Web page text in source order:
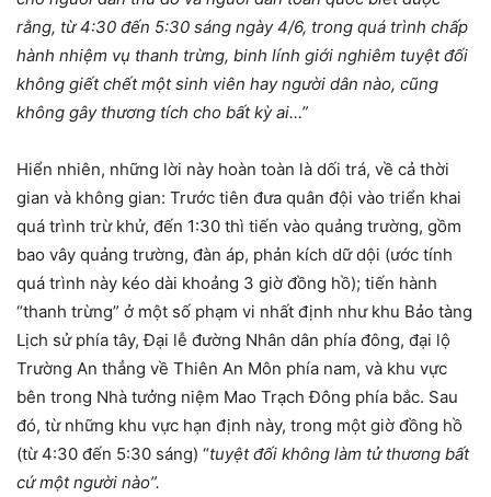
rằng, từ 4:30 đến 5:30 sáng ngày 4/6, trong quá trình chấp
hành nhiệm vụ thanh trừng, binh lính giới nghiêm tuyệt đối
không giết chết một sinh viên hay người dân nào, cũng
không gây thương tích cho bất kỳ ai…”
Hiển nhiên, những lời này hoàn toàn là dối trá, về cả thời
gian và không gian: Trước tiên đưa quân đội vào triển khai
quá trình trừ khử, đến 1:30 thì tiến vào quảng trường, gồm
bao vây quảng trường, đàn áp, phản kích dữ dội (ước tính
quá trình này kéo dài khoảng 3 giờ đồng hồ); tiến hành
“thanh trừng” ở một số phạm vi nhất định như khu Bảo tàng
Lịch sử phía tây, Đại lễ đường Nhân dân phía đông, đại lộ
Trường An thẳng về Thiên An Môn phía nam, và khu vực
bên trong Nhà tưởng niệm Mao Trạch Đông phía bắc. Sau
đó, từ những khu vực hạn định này, trong một giờ đồng hồ
(từ 4:30 đến 5:30 sáng) “tuyệt đối không làm tử thương bất
cứ một người nào”.